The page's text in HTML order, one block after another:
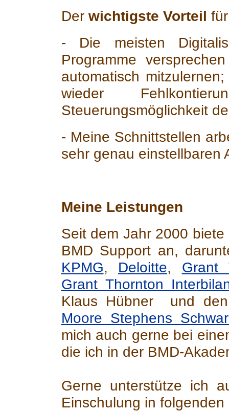
Der wichtigste Vorteil
- Die meisten
Programme
automatisch
wieder
Steuerungsmöglichkeit
- Meine Schnittstellen
sehr genau einstellbaren
Meine Leistungen
Seit dem Jahr 2000
BMD Support an,
KPMG, Deloitte, Grant
Grant Thornton
Klaus Hübner und
Moore Stephens
mich auch gerne bei
die ich in der BMD-
Gerne unterstütze ich
Einschulung in